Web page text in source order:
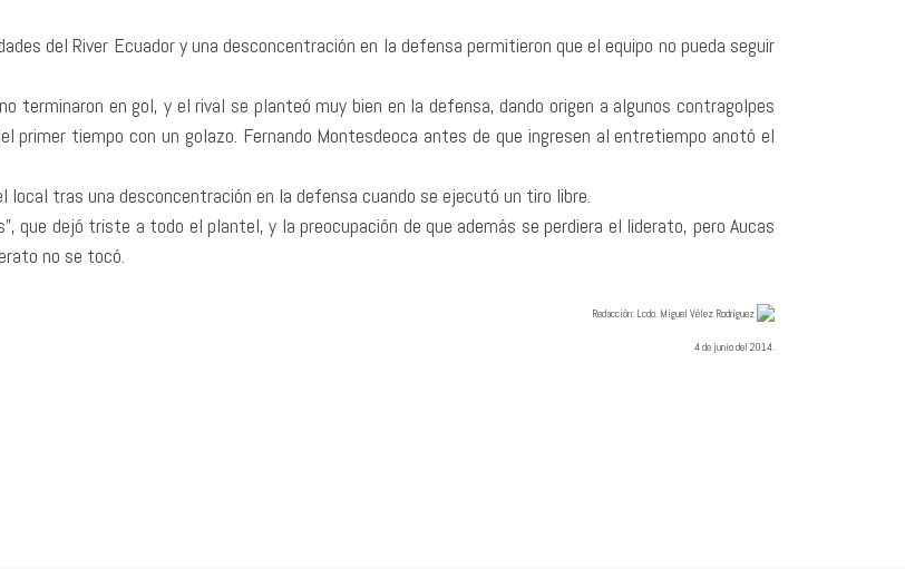
del River Ecuador y una desconcentración en la defensa permitieron que el equipo no pueda seguir
terminaron en gol, y el rival se planteó muy bien en la defensa, dando origen a algunos contragolpes
primer tiempo con un golazo. Fernando Montesdeoca antes de que ingresen al entretiempo anotó el
local tras una desconcentración en la defensa cuando se ejecutó un tiro libre.
que dejó triste a todo el plantel, y la preocupación de que además se perdiera el liderato, pero Aucas
no se tocó.
Redacción: Lcdo. Miguel Vélez Rodríguez
4 de junio del 2014.